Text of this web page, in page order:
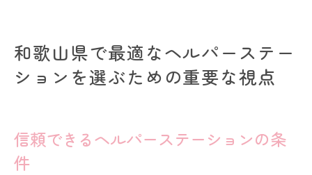
和歌山県で最適なヘルパーステー
ションを選ぶための重要な視点
信頼できるヘルパーステーションの条
件